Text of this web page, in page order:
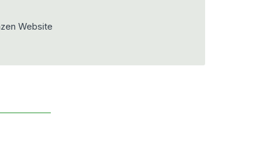
Website